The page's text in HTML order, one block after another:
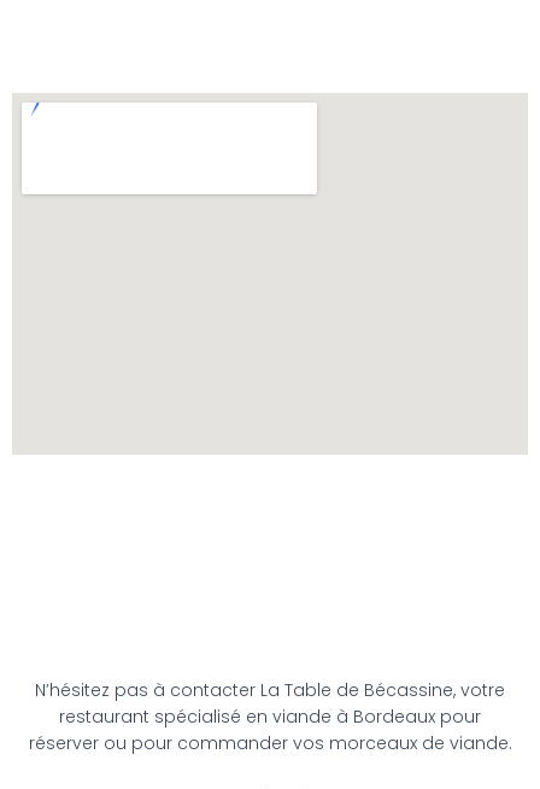
N’hésitez pas à contacter La Table de Bécassine, votre
restaurant spécialisé en viande à Bordeaux pour
réserver ou pour commander vos morceaux de viande.